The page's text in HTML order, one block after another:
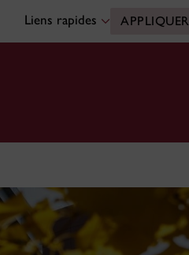
Liens rapides APPLIQUER